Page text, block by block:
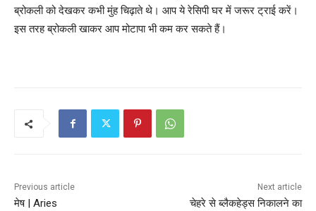
ब्रोकली को देखकर कभी मुंह चिढ़ाते थे। आप ये रेसिपी घर में जरूर ट्राई करें।
इस तरह ब्रोकली खाकर आप मोटापा भी कम कर सकते हैं।
Previous article
मेष | Aries
Next article
चेहरे से ब्लैकहेड्स निकालने का